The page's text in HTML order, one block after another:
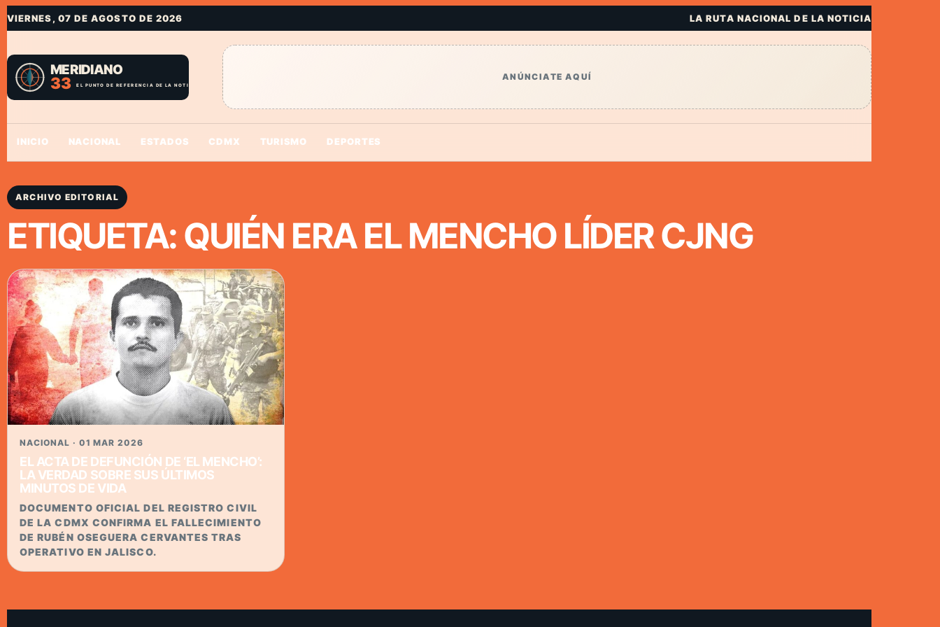
VIERNES, 07 DE AGOSTO DE 2026 LA RUTA NACIONAL DE LA NOTICIA
ANÚNCIATE AQUÍ
INICIO NACIONAL ESTADOS CDMX TURISMO DEPORTES
ARCHIVO EDITORIAL
ETIQUETA: QUIÉN ERA EL MENCHO LÍDER CJNG
NACIONAL · 01 MAR 2026
EL ACTA DE DEFUNCIÓN DE ‘EL MENCHO’:
LA VERDAD SOBRE SUS ÚLTIMOS
MINUTOS DE VIDA
DOCUMENTO OFICIAL DEL REGISTRO CIVIL
DE LA CDMX CONFIRMA EL FALLECIMIENTO
DE RUBÉN OSEGUERA CERVANTES TRAS
OPERATIVO EN JALISCO.